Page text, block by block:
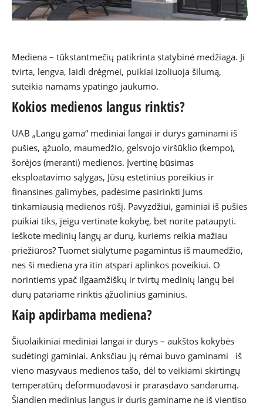
Mediena – tūkstantmečių patikrinta statybinė medžiaga. Ji
tvirta, lengva, laidi drėgmei, puikiai izoliuoja šilumą,
suteikia namams ypatingo jaukumo.
Kokios medienos langus rinktis?
UAB „Langų gama“ mediniai langai ir durys gaminami iš
pušies, ąžuolo, maumedžio, gelsvojo viršūklio (kempo),
šorėjos (meranti) medienos. Įvertinę būsimas
eksploatavimo sąlygas, Jūsų estetinius poreikius ir
finansines galimybes, padėsime pasirinkti Jums
tinkamiausią medienos rūšį. Pavyzdžiui, gaminiai iš pušies
puikiai tiks, jeigu vertinate kokybę, bet norite pataupyti.
Ieškote medinių langų ar durų, kuriems reikia mažiau
priežiūros? Tuomet siūlytume pagamintus iš maumedžio,
nes ši mediena yra itin atspari aplinkos poveikiui. O
norintiems ypač ilgaamžiškų ir tvirtų medinių langų bei
durų patariame rinktis ąžuolinius gaminius.
Kaip apdirbama mediena?
Šiuolaikiniai mediniai langai ir durys – aukštos kokybės
sudėtingi gaminiai. Anksčiau jų rėmai buvo gaminami iš
vieno masyvaus medienos tašo, dėl to veikiami skirtingų
temperatūrų deformuodavosi ir prarasdavo sandarumą.
Šiandien medinius langus ir duris gaminame ne iš vientiso